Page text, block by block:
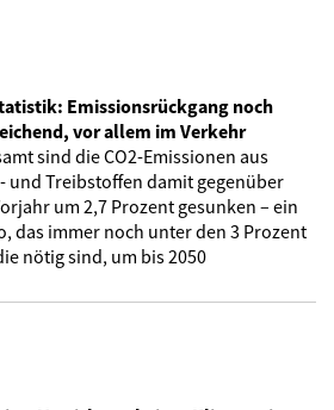
Emissionsrückgang noch
vor allem im Verkehr
sind die CO2-Emissionen aus
und Treibstoffen damit gegenüber
um 2,7 Prozent gesunken – ein
das immer noch unter den 3 Prozent
nötig sind, um bis 2050